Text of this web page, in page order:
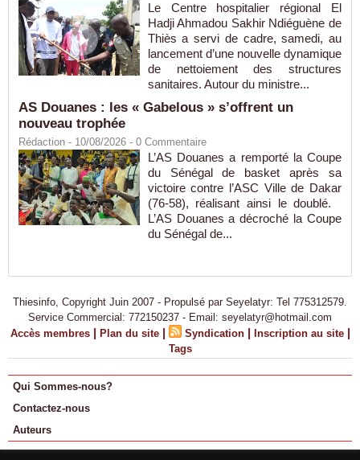
Le Centre hospitalier régional El
Hadji Ahmadou Sakhir Ndiéguène de
Thiès a servi de cadre, samedi, au
lancement d’une nouvelle dynamique
de nettoiement des structures
sanitaires. Autour du ministre...
AS Douanes : les « Gabelous » s’offrent un
nouveau trophée
Rédaction - 10/08/2026 - 0 Commentaire
L’AS Douanes a remporté la Coupe
du Sénégal de basket après sa
victoire contre l’ASC Ville de Dakar
(76-58), réalisant ainsi le doublé.
L’AS Douanes a décroché la Coupe
du Sénégal de...
Thiesinfo, Copyright Juin 2007 - Propulsé par Seyelatyr: Tel 775312579.
Service Commercial: 772150237 - Email: seyelatyr@hotmail.com
Accès membres | Plan du site | Syndication | Inscription au site |
Tags
Qui Sommes-nous?
Contactez-nous
Auteurs